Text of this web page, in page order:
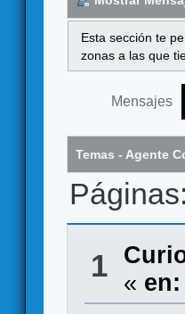
Esta sección te
zonas a las que
Mensajes
Temas - Agente
1
« en: